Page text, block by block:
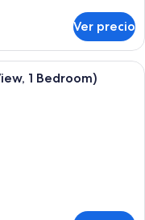
Ver precio
tabla de planchar con
1 Bedroom)